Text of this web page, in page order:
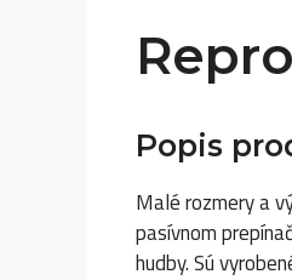
Popis
Malé rozmery a
pasívnom
hudby. Sú